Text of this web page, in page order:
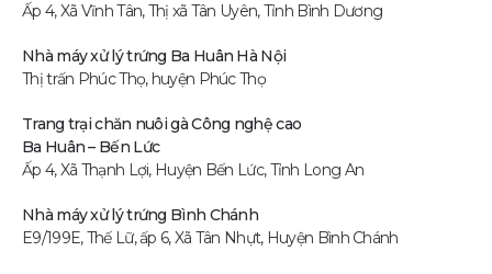
Ấp 4, Xã Vĩnh Tân, Thị xã Tân Uyên, Tỉnh Bình Dương
Nhà máy xử lý trứng Ba Huân Hà Nội
Thị trấn Phúc Thọ, huyện Phúc Thọ
Trang trại chăn nuôi gà Công nghệ cao
Ba Huân – Bến Lức
Ấp 4, Xã Thạnh Lợi, Huyện Bến Lức, Tỉnh Long An
Nhà máy xử lý trứng Bình Chánh
E9/199E, Thế Lữ, ấp 6, Xã Tân Nhựt, Huyện Bình Chánh